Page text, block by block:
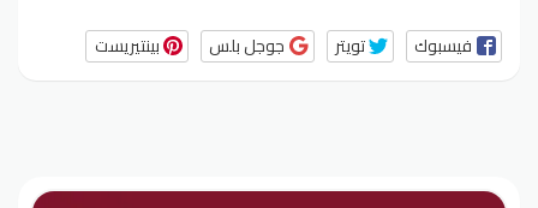
فيسبوك تويتر جوجل بلس بينتيريست